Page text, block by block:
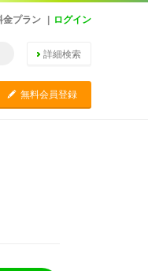
金プラン ログイン
詳細検索
C 無料会員登録